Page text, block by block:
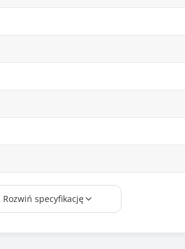
Rozwiń specyfikację